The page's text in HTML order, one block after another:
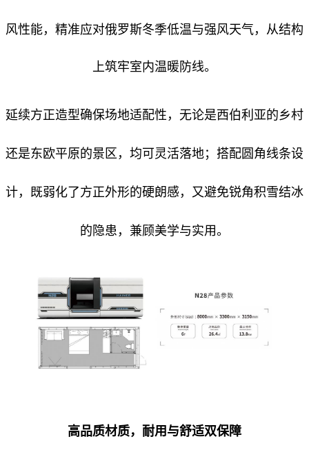
风性能，精准应对俄罗斯冬季低温与强风天气，从结构
上筑牢室内温暖防线。
延续方正造型确保场地适配性，无论是西伯利亚的乡村
还是东欧平原的景区，均可灵活落地；搭配圆角线条设
计，既弱化了方正外形的硬朗感，又避免锐角积雪结冰
的隐患，兼顾美学与实用。
高品质材质，耐用与舒适双保障